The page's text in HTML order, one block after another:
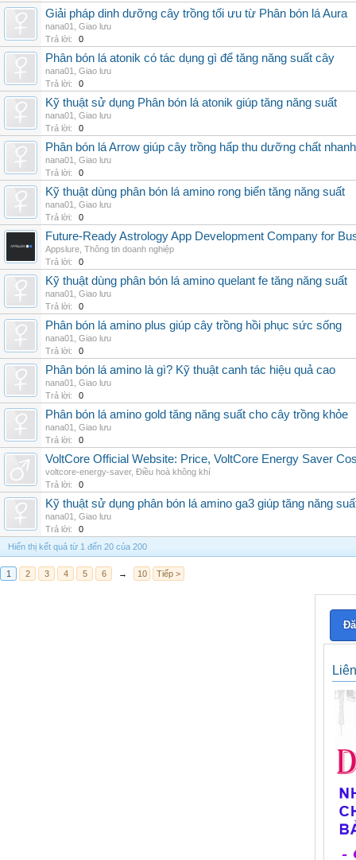
Giải pháp dinh dưỡng cây trồng tối ưu từ Phân bón lá Aura
nana01
Giao lưu
Trả lời:
0
Phân bón lá atonik có tác dụng gì để tăng năng suất cây
nana01
Giao lưu
Trả lời:
0
Kỹ thuật sử dụng Phân bón lá atonik giúp tăng năng suất
nana01
Giao lưu
Trả lời:
0
Phân bón lá Arrow giúp cây trồng hấp thu dưỡng chất nhanh
nana01
Giao lưu
Trả lời:
0
Kỹ thuật dùng phân bón lá amino rong biển tăng năng suất
nana01
Giao lưu
Trả lời:
0
Future-Ready Astrology App Development Company for
Appslure Thông tin doanh nghiệp
Trả lời:
0
Kỹ thuật dùng phân bón lá amino quelant fe tăng năng suất
nana01
Giao lưu
Trả lời:
0
Phân bón lá amino plus giúp cây trồng hồi phục sức sống
nana01
Giao lưu
Trả lời:
0
Phân bón lá amino là gì? Kỹ thuật canh tác hiệu quả cao
nana01
Giao lưu
Trả lời:
0
Phân bón lá amino gold tăng năng suất cho cây trồng khỏe
nana01
Giao lưu
Trả lời:
0
VoltCore Official Website: Price, VoltCore Energy Saver
voltcore-energy-saver, Điều hoà không khí
Trả lời:
0
Kỹ thuật sử dụng phân bón lá amino ga3 giúp tăng năng
nana01
Giao lưu
Trả lời:
0
Hiển thị kết quả từ 1 đến 20 của 200
1 2 3 4 5 6 → 10 Tiếp >